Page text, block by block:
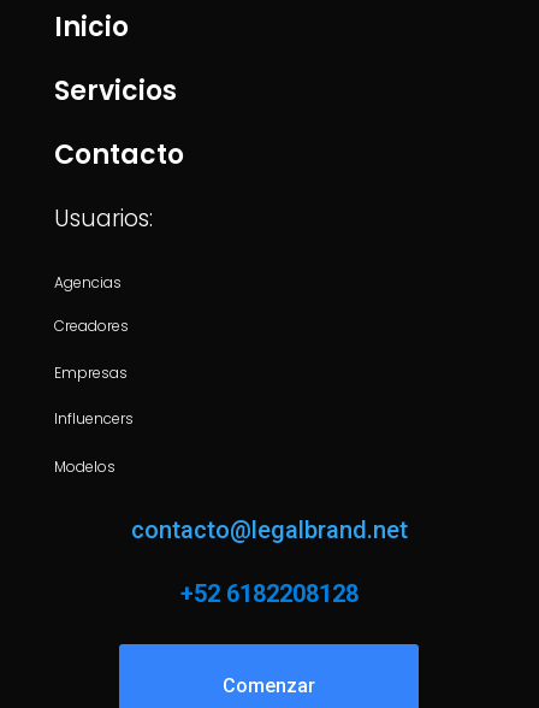
Inicio
Servicios
Contacto
Usuarios:
Agencias
Creadores
Empresas
Influencers
Modelos
contacto@legalbrand.net
+52 6182208128
Comenzar